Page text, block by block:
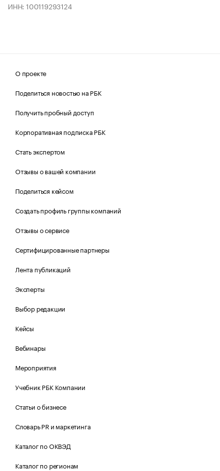
ИНН: 100119293124
О проекте
Поделиться новостью на РБК
Получить пробный доступ
Корпоративная подписка РБК
Стать экспертом
Отзывы о вашей компании
Поделиться кейсом
Создать профиль группы компаний
Отзывы о сервисе
Сертифицированные партнеры
Лента публикаций
Эксперты
Выбор редакции
Кейсы
Вебинары
Мероприятия
Учебник РБК Компании
Статьи о бизнесе
Словарь PR и маркетинга
Каталог по ОКВЭД
Каталог по регионам